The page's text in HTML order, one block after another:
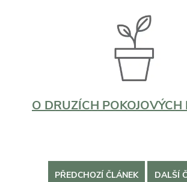
O DRUZÍCH POKOJOVÝCH
PŘEDCHOZÍ ČLÁNEK DALŠÍ